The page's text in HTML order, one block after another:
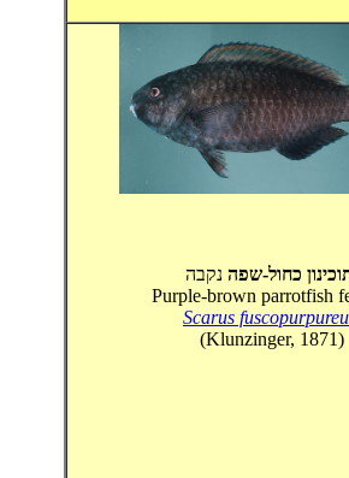
כחול-שפה נקבה
Purple-brown parrotfish
Scarus
(Klunzinger,